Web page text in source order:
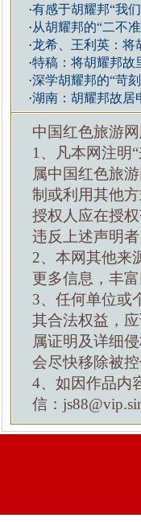
·有感于胡耀邦“我
·从胡耀邦的“二不
·龙希、王利英：将
·特稿：将胡耀邦故
·深学胡耀邦的“苛
·湖南：胡耀邦故居
中国红色旅游
1、凡本网注明
属中国红色旅
制或利用其他
授权人应在授
违反上述声明
2、本网其他来
更多信息，丰
3、任何单位或
其合法权益，
属证明及详细
会尽快移除被控
4、如因作品内
信：